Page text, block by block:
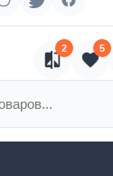
2 5